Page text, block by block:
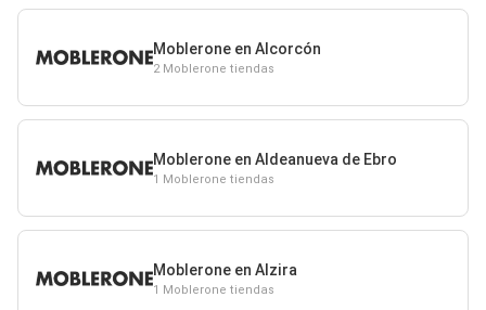
Moblerone en Alcorcón
2 Moblerone tiendas
Moblerone en Aldeanueva de Ebro
1 Moblerone tiendas
Moblerone en Alzira
1 Moblerone tiendas